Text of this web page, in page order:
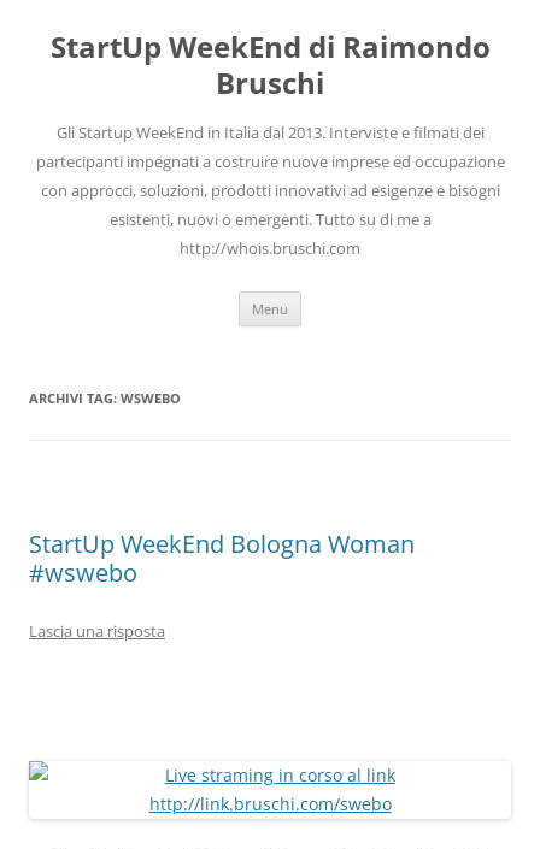
contenuto
StartUp WeekEnd di Raimondo
Bruschi
Gli Startup WeekEnd in Italia dal 2013. Interviste e filmati dei
partecipanti impegnati a costruire nuove imprese ed occupazione
con approcci, soluzioni, prodotti innovativi ad esigenze e bisogni
esistenti, nuovi o emergenti. Tutto su di me a
http://whois.bruschi.com
Menu
ARCHIVI TAG: WSWEBO
StartUp WeekEnd Bologna Woman
#wswebo
Lascia una risposta